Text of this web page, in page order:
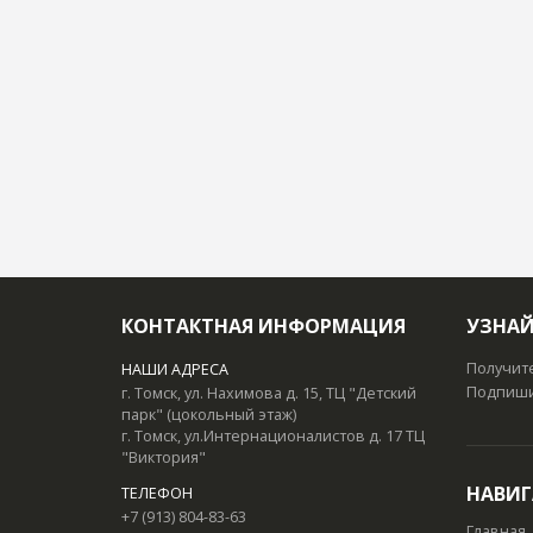
КОНТАКТНАЯ ИНФОРМАЦИЯ
НАШИ АДРЕСА
г. Томск, ул. Нахимова д. 15, ТЦ "Детский
парк" (цокольный этаж)
г. Томск, ул.Интернационалистов д. 17 ТЦ
"Виктория"
ТЕЛЕФОН
+7 (913) 804-83-63